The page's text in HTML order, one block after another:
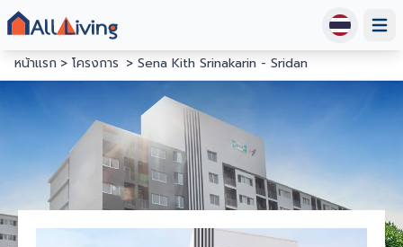
หน้าแรก
โครงการ Sena Kith Srinakarin - Sridan